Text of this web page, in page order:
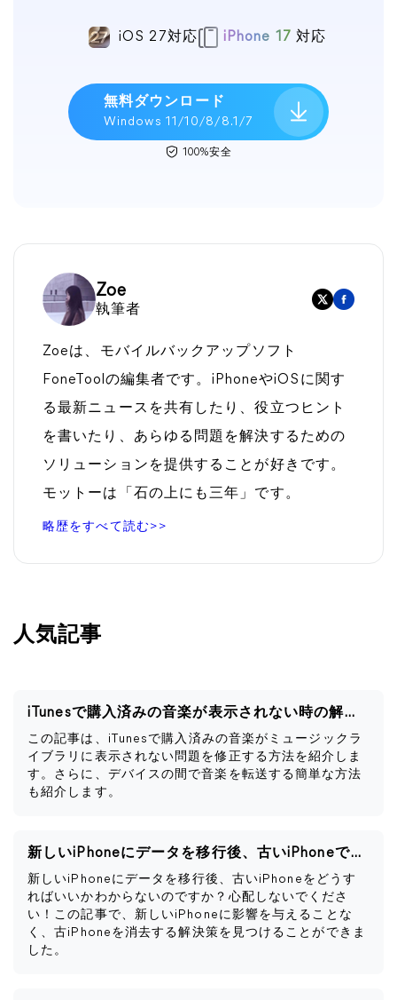
iOS 27対応 iPhone 17 対応
無料ダウンロード
Windows 11/10/8/8.1/7
100%安全
Zoe
執筆者
Zoeは、モバイルバックアップソフト
FoneToolの編集者です。iPhoneやiOSに関す
る最新ニュースを共有したり、役立つヒント
を書いたり、あらゆる問題を解決するための
ソリューションを提供することが好きです。
モットーは「石の上にも三年」です。
略歴をすべて読む>>
人気記事
iTunesで購入済みの音楽が表示されない時の解決策
この記事は、iTunesで購入済みの音楽がミュージックラ
イブラリに表示されない問題を修正する方法を紹介しま
す。さらに、デバイスの間で音楽を転送する簡単な方法
も紹介します。
新しいiPhoneにデータを移行後、古いiPhoneですべきこと
新しいiPhoneにデータを移行後、古いiPhoneをどうす
ればいいかわからないのですか？心配しないでくださ
い！この記事で、新しいiPhoneに影響を与えることな
く、古iPhoneを消去する解決策を見つけることができま
した。